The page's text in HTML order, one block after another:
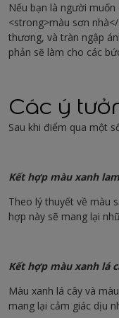
Nếu bạn là người
<strong>màu sơn
thương, và tràn ngập
phản sẽ làm cho các
Các ý
Sau khi điểm qua một
Kết hợp màu xanh
Theo lý thuyết về màu
hợp này sẽ mang lại
Kết hợp màu xanh lá
Màu xanh lá cây và
mang lại cảm giác dịu